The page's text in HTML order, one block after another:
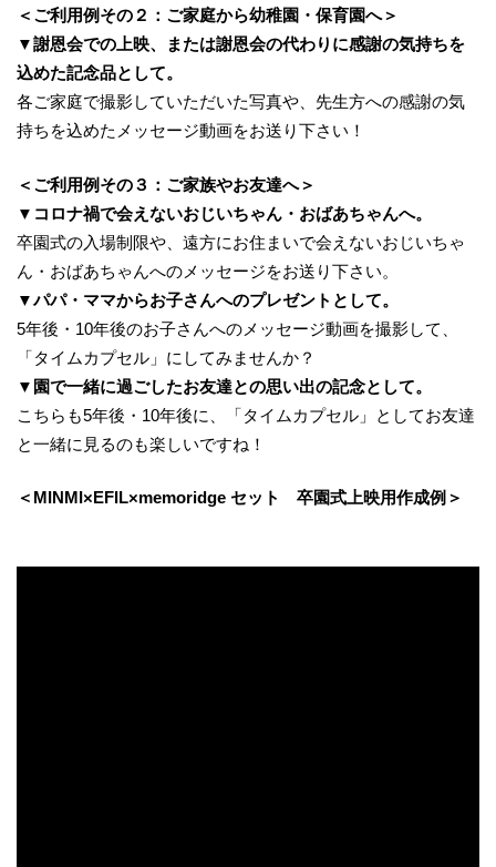
＜ご利用例その２：ご家庭から幼稚園・保育園へ＞
▼謝恩会での上映、または謝恩会の代わりに感謝の気持ちを
込めた記念品として。
各ご家庭で撮影していただいた写真や、先生方への感謝の気
持ちを込めたメッセージ動画をお送り下さい！
＜ご利用例その３：ご家族やお友達へ＞
▼コロナ禍で会えないおじいちゃん・おばあちゃんへ。
卒園式の入場制限や、遠方にお住まいで会えないおじいちゃ
ん・おばあちゃんへのメッセージをお送り下さい。
▼パパ・ママからお子さんへのプレゼントとして。
5年後・10年後のお子さんへのメッセージ動画を撮影して、
「タイムカプセル」にしてみませんか？
▼園で一緒に過ごしたお友達との思い出の記念として。
こちらも5年後・10年後に、「タイムカプセル」としてお友達
と一緒に見るのも楽しいですね！
＜MINMI×EFIL×memoridge セット 卒園式上映用作成例＞